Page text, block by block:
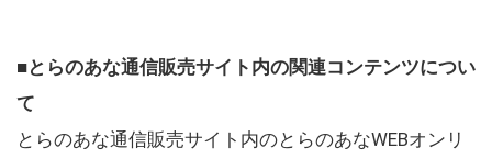
■とらのあな通信販売サイト内の関連コンテンツについ
て
とらのあな通信販売サイト内のとらのあなWEBオンリ